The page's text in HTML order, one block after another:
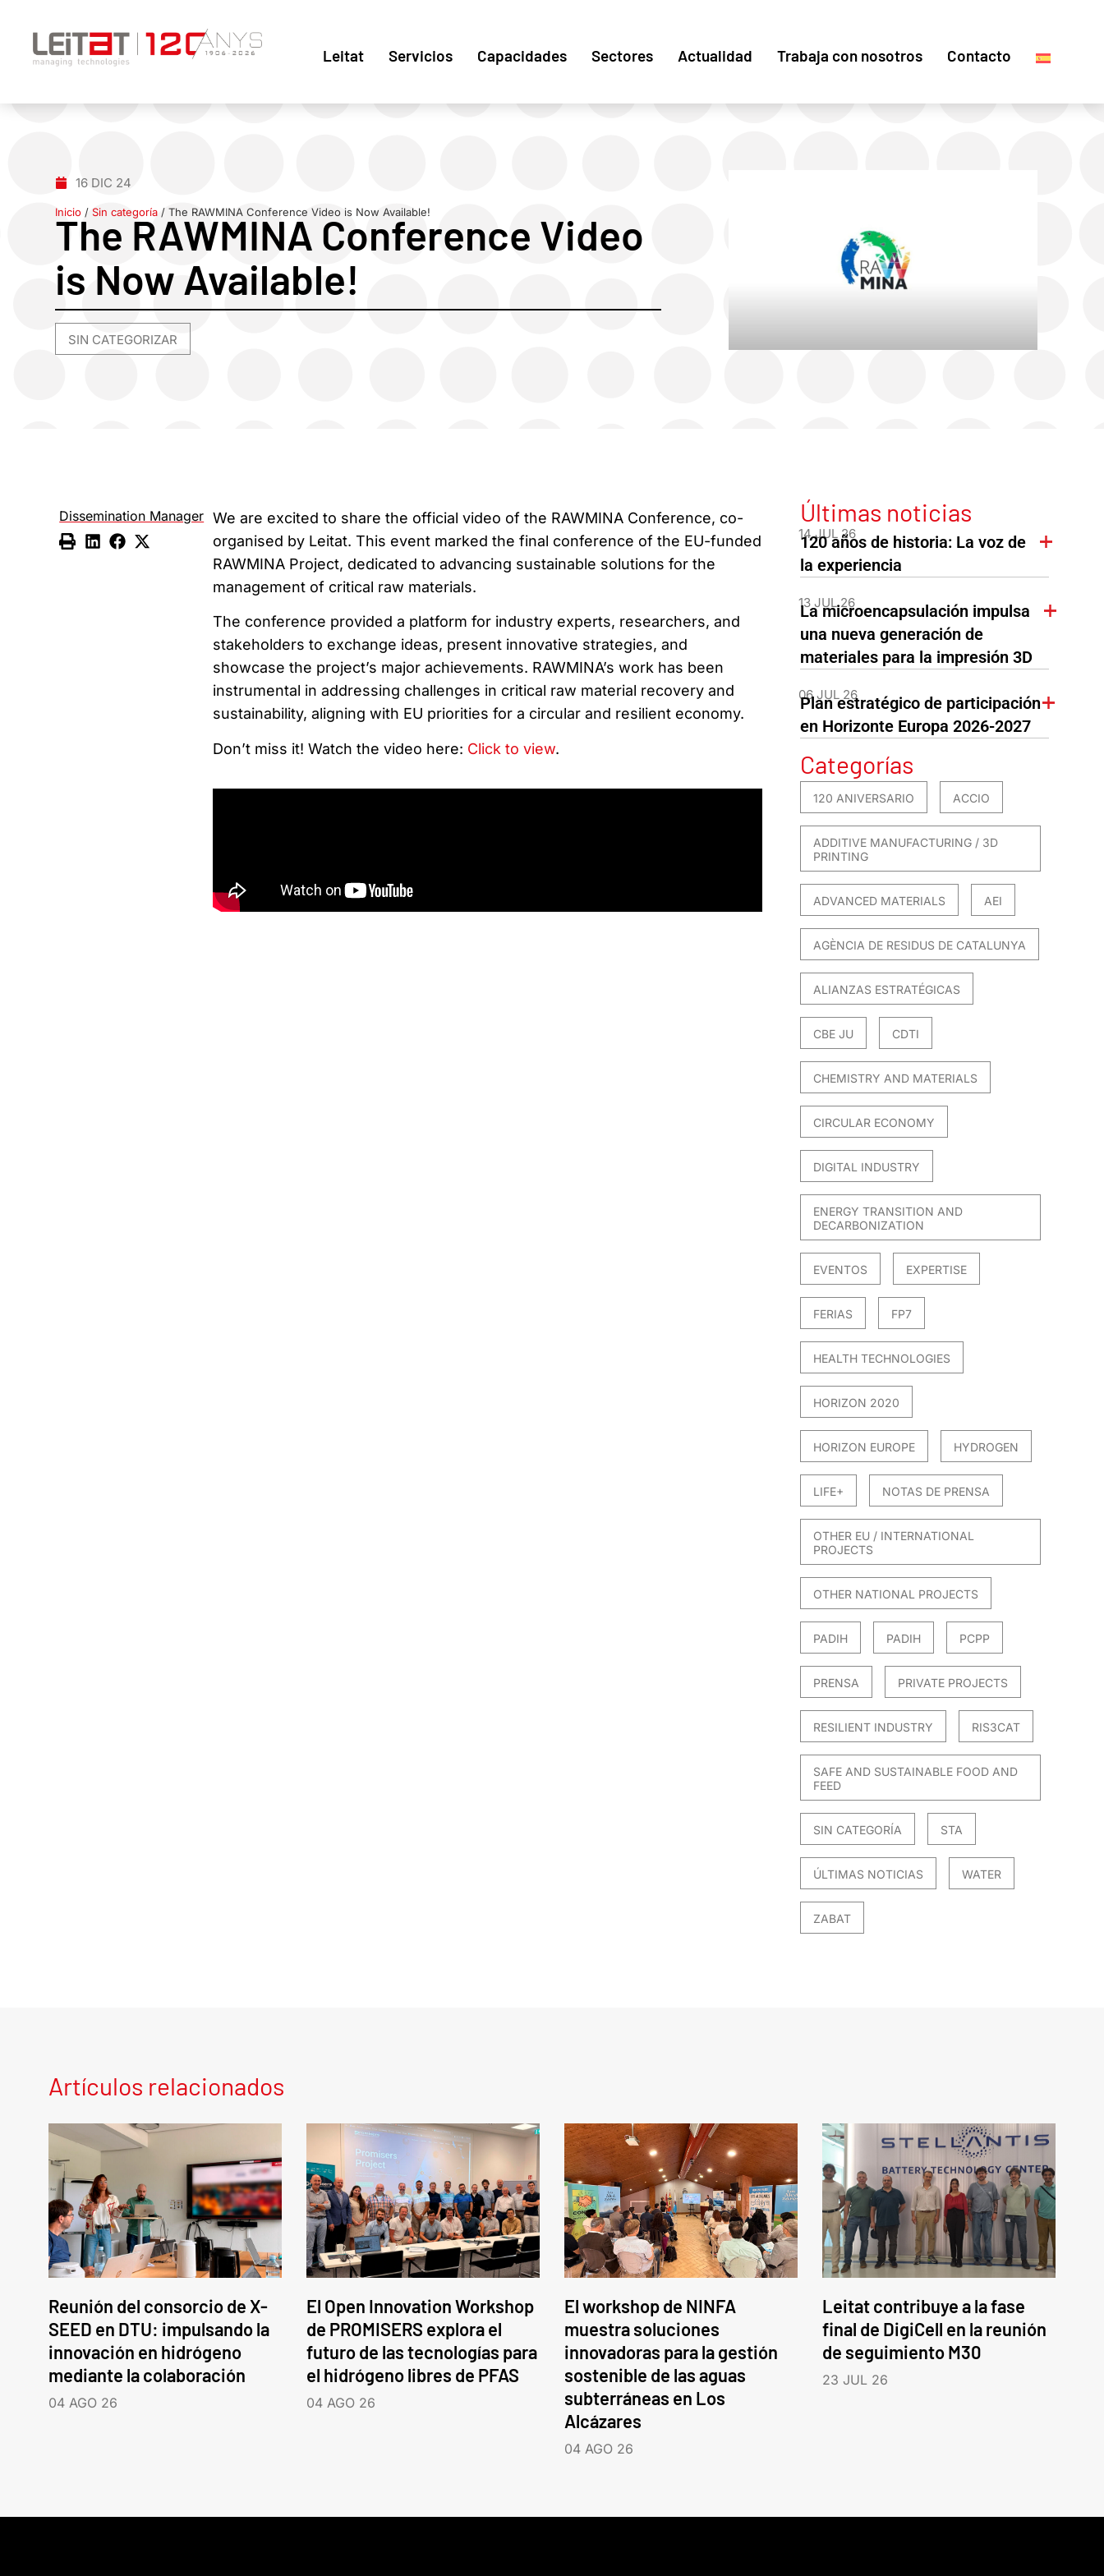
Leitat Servicios Capacidades Sectores Actualidad Trabaja con nosotros Contacto
16 DIC 24
Inicio /Sin categoría /The RAWMINA Conference Video is Now Available!
The RAWMINA Conference Video
is Now Available!
SIN CATEGORIZAR
Dissemination Manager We are excited to share the official video of the RAWMINA Conference, co-
organised by Leitat. This event marked the final conference of the EU-funded
RAWMINA Project, dedicated to advancing sustainable solutions for the
management of critical raw materials.
The conference provided a platform for industry experts, researchers, and
stakeholders to exchange ideas, present innovative strategies, and
showcase the project’s major achievements. RAWMINA’s work has been
instrumental in addressing challenges in critical raw material recovery and
sustainability, aligning with EU priorities for a circular and resilient economy.
Don’t miss it! Watch the video here: Click to view.
Últimas noticias
14 JUL 26
120 años de historia: La voz de
la experiencia
13 JUL 26
La microencapsulación impulsa
una nueva generación de
materiales para la impresión 3D
06 JUL 26
Plan estratégico de participación
en Horizonte Europa 2026-2027
Categorías
120 ANIVERSARIO ACCIO
ADDITIVE MANUFACTURING / 3D
PRINTING
ADVANCED MATERIALS AEI
AGÈNCIA DE RESIDUS DE CATALUNYA
ALIANZAS ESTRATÉGICAS
CBE JU CDTI
CHEMISTRY AND MATERIALS
CIRCULAR ECONOMY
DIGITAL INDUSTRY
ENERGY TRANSITION AND
DECARBONIZATION
EVENTOS EXPERTISE
FERIAS FP7
HEALTH TECHNOLOGIES
HORIZON 2020
HORIZON EUROPE HYDROGEN
LIFE+ NOTAS DE PRENSA
OTHER EU / INTERNATIONAL
PROJECTS
OTHER NATIONAL PROJECTS
PADIH PADIH PCPP
PRENSA PRIVATE PROJECTS
RESILIENT INDUSTRY RIS3CAT
SAFE AND SUSTAINABLE FOOD AND
FEED
SIN CATEGORÍA STA
ÚLTIMAS NOTICIAS WATER
ZABAT
Artículos relacionados
Reunión del consorcio de X-
SEED en DTU: impulsando la
innovación en hidrógeno
mediante la colaboración
04 AGO 26
El Open Innovation Workshop
de PROMISERS explora el
futuro de las tecnologías para
el hidrógeno libres de PFAS
04 AGO 26
El workshop de NINFA
muestra soluciones
innovadoras para la gestión
sostenible de las aguas
subterráneas en Los
Alcázares
04 AGO 26
Leitat contribuye a la fase
final de DigiCell en la reunión
de seguimiento M30
23 JUL 26